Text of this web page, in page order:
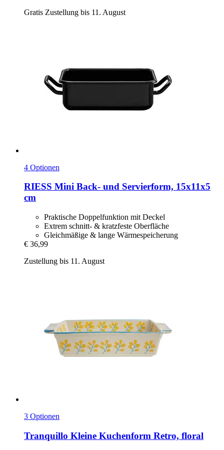
Gratis Zustellung bis 11. August
4 Optionen
RIESS Mini Back-​ und Servierform, 15x11x5
cm
Praktische Doppelfunktion mit Deckel
Extrem schnitt- & kratzfeste Oberfläche
Gleichmäßige & lange Wärmespeicherung
€ 36,99
Zustellung bis 11. August
3 Optionen
Tranquillo Kleine Kuchenform Retro, floral